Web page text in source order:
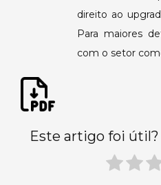
direito ao
Para maiores
com o setor
Este artigo foi